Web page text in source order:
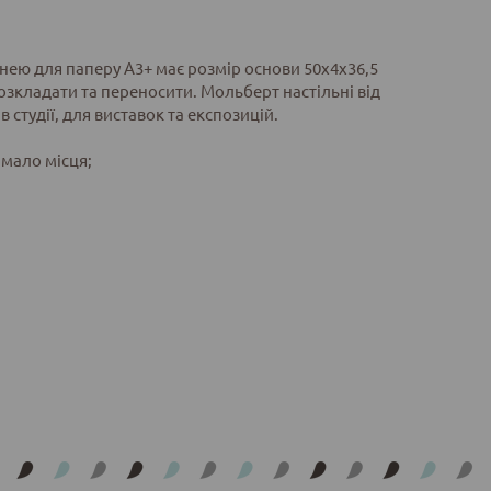
для паперу А3+ має розмір основи 50х4х36,5
та переносити. Мольберт настільні від
для виставок та експозицій.
мало місця;